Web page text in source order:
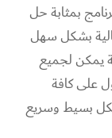
بمثابة حل
بشكل سهل
يمكن لجميع
على كافة
بسيط وسريع